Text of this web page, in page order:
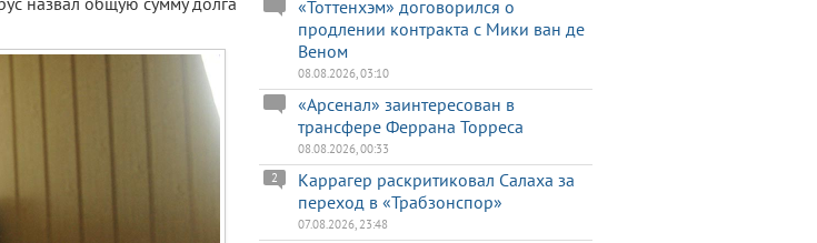
«Тоттенхэм» договорился о
продлении контракта с Мики ван де
Веном
08.08.2026, 03:10
«Арсенал» заинтересован в
трансфере Феррана Торреса
08.08.2026, 00:33
Каррагер раскритиковал Салаха за
переход в «Трабзонспор»
2
07.08.2026, 23:48